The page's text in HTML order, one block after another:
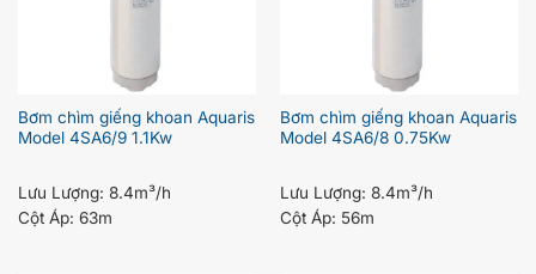
Bơm chìm giếng khoan Aquaris
Model 4SA6/9 1.1Kw
Lưu Lượng: 8.4m³/h
Cột Áp: 63m
Bơm chìm giếng khoan Aquaris
Model 4SA6/8 0.75Kw
Lưu Lượng: 8.4m³/h
Cột Áp: 56m